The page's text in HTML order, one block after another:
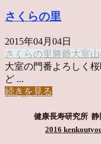
さくらの里
2015年04月04日
さくらの里 勝爺大室山
大室の門番よろしく
ど ...
続きを見る
健康長寿研究所 静
2016